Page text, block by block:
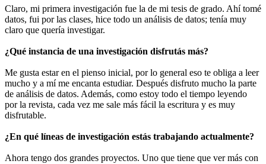
Claro, mi primera investigación fue la de mi tesis de grado. Ahí tomé
datos, fui por las clases, hice todo un análisis de datos; tenía muy
claro que quería investigar.
¿Qué instancia de una investigación disfrutás más?
Me gusta estar en el pienso inicial, por lo general eso te obliga a leer
mucho y a mí me encanta estudiar. Después disfruto mucho la parte
de análisis de datos. Además, como estoy todo el tiempo leyendo
por la revista, cada vez me sale más fácil la escritura y es muy
disfrutable.
¿En qué líneas de investigación estás trabajando actualmente?
Ahora tengo dos grandes proyectos. Uno que tiene que ver más con